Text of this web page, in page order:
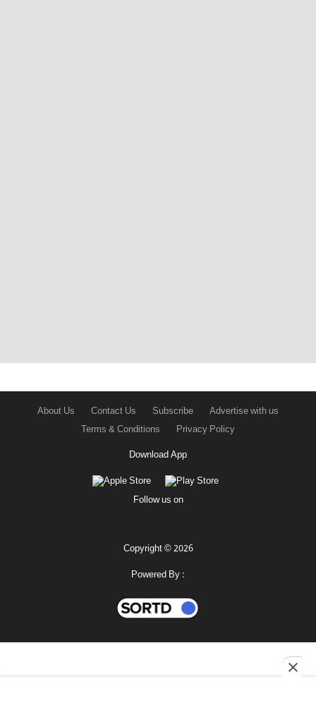
About Us Contact Us Subscribe
Advertise with us
Terms & Conditions
Privacy Policy
Download App
Follow us on
Copyright © 2026
Powered By :